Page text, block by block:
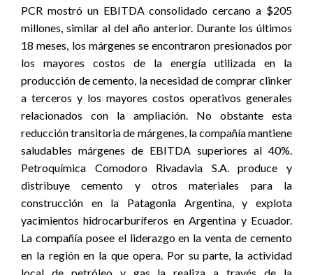
PCR mostró un EBITDA consolidado cercano a $205
millones, similar al del año anterior. Durante los últimos
18 meses, los márgenes se encontraron presionados por
los mayores costos de la energía utilizada en la
producción de cemento, la necesidad de comprar clinker
a terceros y los mayores costos operativos generales
relacionados con la ampliación. No obstante esta
reducción transitoria de márgenes, la compañía mantiene
saludables márgenes de EBITDA superiores al 40%.
Petroquímica Comodoro Rivadavia S.A. produce y
distribuye cemento y otros materiales para la
construcción en la Patagonia Argentina, y explota
yacimientos hidrocarburíferos en Argentina y Ecuador.
La compañía posee el liderazgo en la venta de cemento
en la región en la que opera. Por su parte, la actividad